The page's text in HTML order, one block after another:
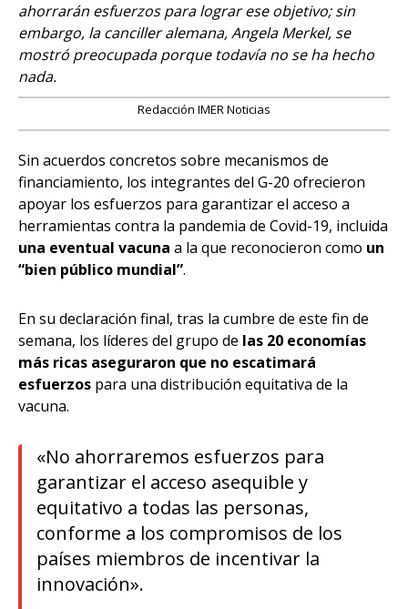
ahorrarán esfuerzos para lograr ese objetivo; sin
embargo, la canciller alemana, Angela Merkel, se
mostró preocupada porque todavía no se ha hecho
nada.
Redacción IMER Noticias
Sin acuerdos concretos sobre mecanismos de
financiamiento, los integrantes del G-20 ofrecieron
apoyar los esfuerzos para garantizar el acceso a
herramientas contra la pandemia de Covid-19, incluida
una eventual vacuna a la que reconocieron como un
“bien público mundial”.
En su declaración final, tras la cumbre de este fin de
semana, los líderes del grupo de las 20 economías
más ricas aseguraron que no escatimará
esfuerzos para una distribución equitativa de la
vacuna.
«No ahorraremos esfuerzos para
garantizar el acceso asequible y
equitativo a todas las personas,
conforme a los compromisos de los
países miembros de incentivar la
innovación».